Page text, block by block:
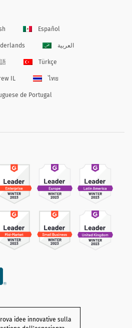
Español
العربية
Türkçe
IL ไทย
de Portugal
idee innovative sulla